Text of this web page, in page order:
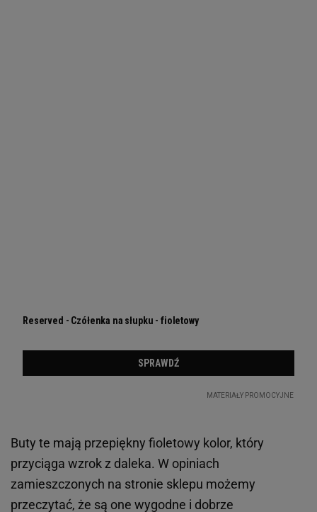
Buty te mają przepiękny fioletowy kolor, który
przyciąga wzrok z daleka. W opiniach
zamieszczonych na stronie sklepu możemy
przeczytać, że są one wygodne i dobrze